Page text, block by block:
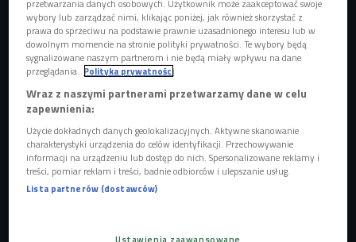
zwana później potocznie powodzią tysiąclecia. W lipcu
1997 roku nawiedziła ona południową i zachodnią Polskę,
Czechy, wschodnie Niemcy, północno-zachodnią Słowację
oraz wschodnią Austrię, doprowadzając do śmierci wielu
ludzi i ogromnych strat materialnych. W Polsce w wyniku
powodzi śmierć poniosło 56 osób, a szkody oszacowano
na ok. 3,5 miliarda dolarów. - Pamiętam to dobrze, bo mój
tato oraz cała jego rodzina mieszka we Wrocławiu. Drżałam
o nich, czy ich nie zalewa, nie podmywa, czy mają co jeść i
czy są bezpieczni - wspomina krytyczka filmowa Kaja
się w pomoc innym mieszkańcom Wrocławia i w ratowanie
przetwarzania danych osobowych. Użytkownik może zaakceptować swoje
wybory lub zarządzać nimi, klikając poniżej, jak również skorzystać z
prawa do sprzeciwu na podstawie prawnie uzasadnionego interesu lub w
dowolnym momencie na stronie polityki prywatności. Te wybory będą
sygnalizowane naszym partnerom i nie będą miały wpływu na dane
przeglądania. Polityka prywatności
Wraz z naszymi partnerami przetwarzamy dane w celu
zapewnienia:
Użycie dokładnych danych geolokalizacyjnych. Aktywne skanowanie
charakterystyki urządzenia do celów identyfikacji. Przechowywanie
informacji na urządzeniu lub dostęp do nich. Spersonalizowane reklamy i
treści, pomiar reklam i treści, badnie odbiorców i ulepszanie usług.
Lista partnerów (dostawców)